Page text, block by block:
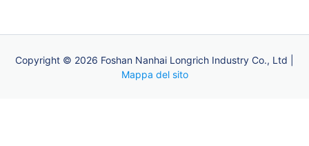
Copyright © 2026 Foshan Nanhai Longrich Industry Co., Ltd |
Mappa del sito